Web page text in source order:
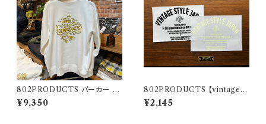
802PRODUCTS パーカー ホ
ワイト WH
¥9,350
802PRODUCTS 【vintage B
ICASA LOGO】 カッティングス
テッカー
¥2,145